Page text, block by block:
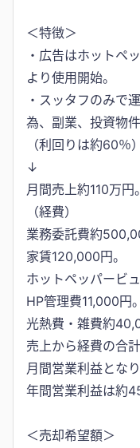
＜特徴＞
・広告はホットペ
より使用開始。
・スッタフのみで
為、副業、投資物
（利回りは約60％）
↓
月間売上約110万円。
（経費）
業務委託費約
家賃120,000円。
ホットペッパービ
HP管理費11,000円。
光熱費・雑費約
売上から経費の合
月間営業利益となり
年間営業利益は約
＜売却希望額＞